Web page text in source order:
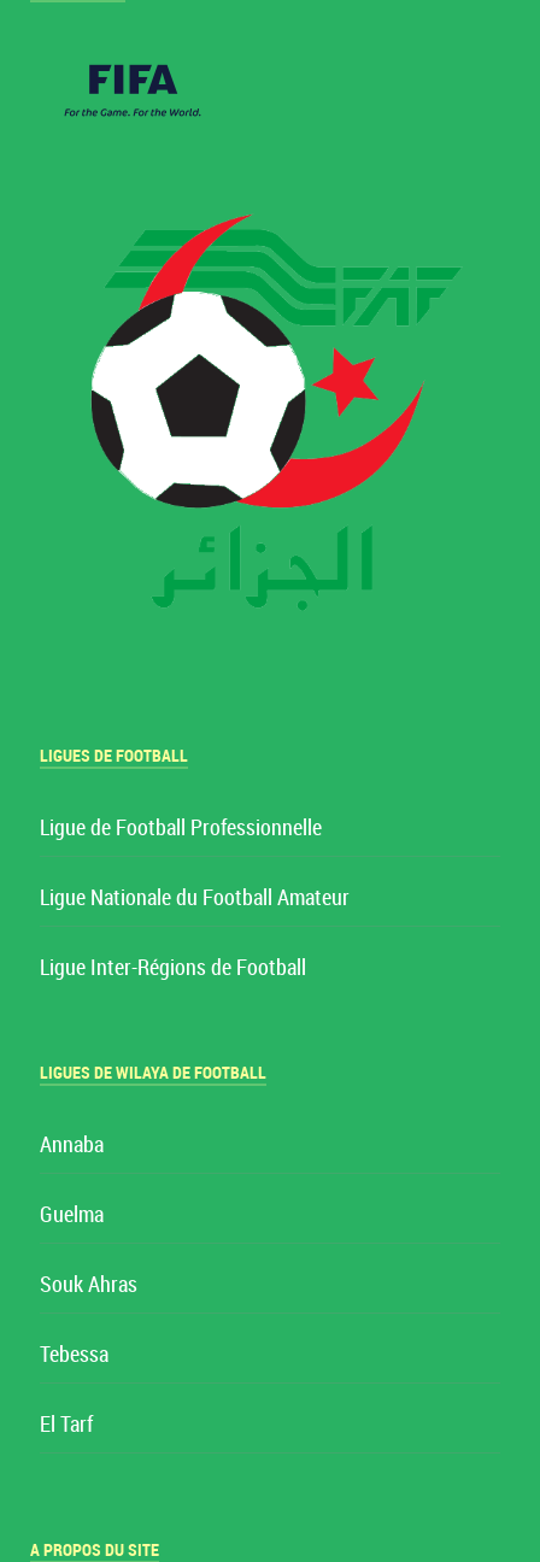
LIGUES DE FOOTBALL
Ligue de Football Professionnelle
Ligue Nationale du Football Amateur
Ligue Inter-Régions de Football
LIGUES DE WILAYA DE FOOTBALL
Annaba
Guelma
Souk Ahras
Tebessa
El Tarf
A PROPOS DU SITE